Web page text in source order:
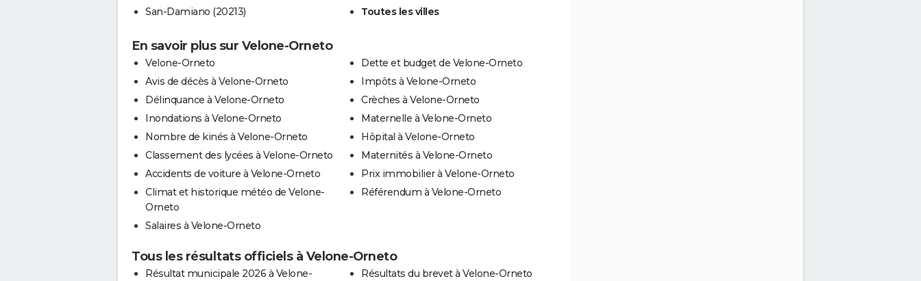
San-Damiano (20213)
Toutes les villes
En savoir plus sur Velone-Orneto
Velone-Orneto
Avis de décès à Velone-Orneto
Délinquance à Velone-Orneto
Inondations à Velone-Orneto
Nombre de kinés à Velone-Orneto
Classement des lycées à Velone-Orneto
Accidents de voiture à Velone-Orneto
Climat et historique météo de Velone-
Orneto
Salaires à Velone-Orneto
Dette et budget de Velone-Orneto
Impôts à Velone-Orneto
Crèches à Velone-Orneto
Maternelle à Velone-Orneto
Hôpital à Velone-Orneto
Maternités à Velone-Orneto
Prix immobilier à Velone-Orneto
Référendum à Velone-Orneto
Tous les résultats officiels à Velone-Orneto
Résultat municipale 2026 à Velone-
Résultats du brevet à Velone-Orneto